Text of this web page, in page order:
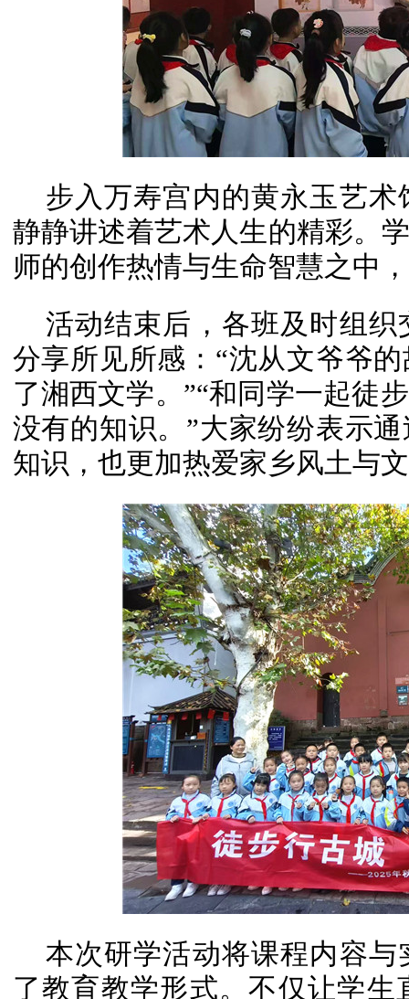
步入万寿宫内的黄永玉艺
静静讲述着艺术人生的精彩。
师的创作热情与生命智慧之中
活动结束后，各班及时组
分享所见所感：“沈从文爷爷
了湘西文学。”“和同学一起徒
没有的知识。”大家纷纷表示
知识，也更加热爱家乡风土与
本次研学活动将课程内容
了教育教学形式。不仅让学